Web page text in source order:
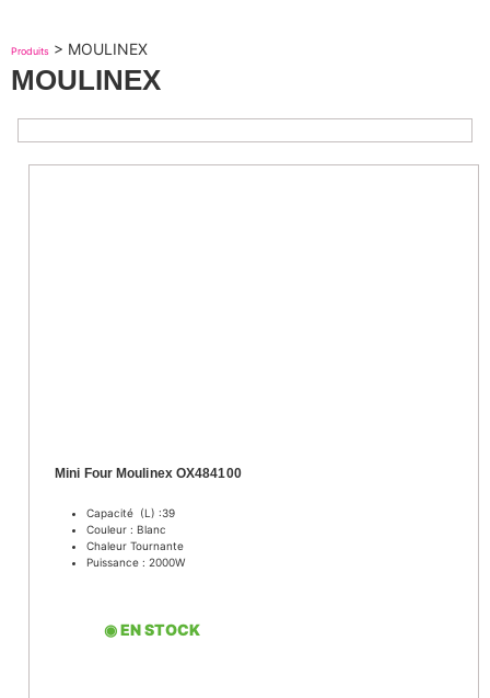
Produits > MOULINEX
MOULINEX
Mini Four Moulinex OX484100
Capacité (L) :39
Couleur : Blanc
Chaleur Tournante
Puissance : 2000W
◉ EN STOCK